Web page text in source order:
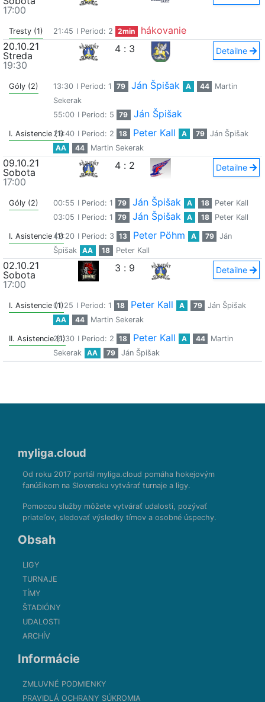
17:00
Tresty (1) 21:45 I Period: 2 2min
hákovanie
20.10.21
Streda
19:30
4 : 3 Detailne
Góly (2) 13:30 I Period: 1 79 Ján Špišak A 44
Martin
Sekerak
55:00 I Period: 5 79 Ján Špišak
I. Asistencie (1)25:40 I Period: 2 18 Peter Kall A 79
Ján Špišak
AA
44 Martin Sekerak
09.10.21
Sobota
17:00
4 : 2 Detailne
Góly (2) 00:55 I Period: 1 79 Ján Špišak A 18
Peter Kall
03:05 I Period: 1 79 Ján Špišak A 18 Peter Kall
I. Asistencie (1)42:20 I Period: 3 13 Peter Pöhm A 79
Ján
Špišak
AA 18 Peter Kall
02.10.21
Sobota
17:00
3 : 9 Detailne
I. Asistencie (1)01:25 I Period: 1 18 Peter Kall A 79
Ján Špišak
AA
44 Martin Sekerak
II. Asistencie (1)
26:30 I Period: 2 18 Peter Kall A 44
Martin
Sekerak
AA 79 Ján Špišak
myliga.cloud
Od roku 2017 portál myliga.cloud pomáha hokejovým
fanúšikom na Slovensku vytvárať turnaje a ligy.
Pomocou služby môžete vytvárať udalosti, pozývať
priateľov, sledovať výsledky tímov a osobné úspechy.
Obsah
LIGY
TURNAJE
TÍMY
ŠTADIÓNY
UDALOSTI
ARCHÍV
Informácie
ZMLUVNÉ PODMIENKY
PRAVIDLÁ OCHRANY SÚKROMIA